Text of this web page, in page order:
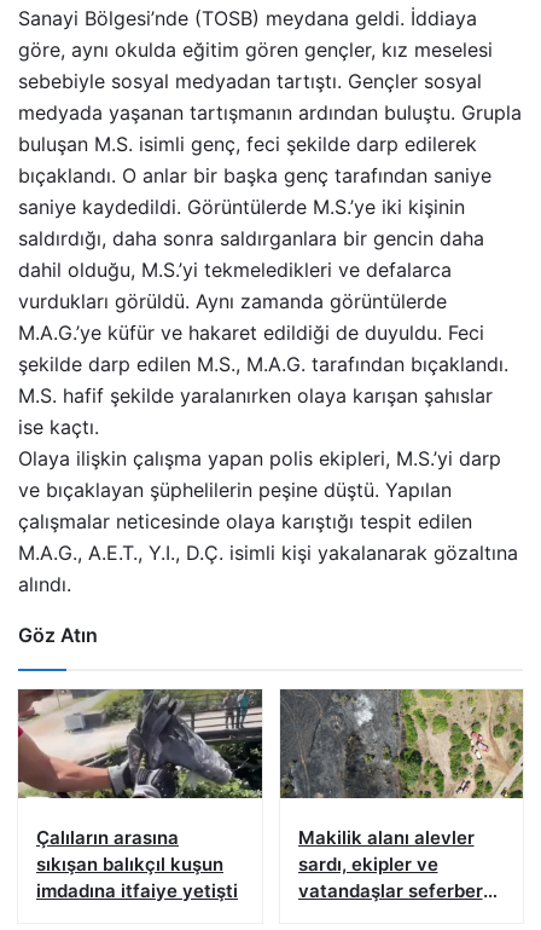
Sanayi Bölgesi’nde (TOSB) meydana geldi. İddiaya
göre, aynı okulda eğitim gören gençler, kız meselesi
sebebiyle sosyal medyadan tartıştı. Gençler sosyal
medyada yaşanan tartışmanın ardından buluştu. Grupla
buluşan M.S. isimli genç, feci şekilde darp edilerek
bıçaklandı. O anlar bir başka genç tarafından saniye
saniye kaydedildi. Görüntülerde M.S.’ye iki kişinin
saldırdığı, daha sonra saldırganlara bir gencin daha
dahil olduğu, M.S.’yi tekmeledikleri ve defalarca
vurdukları görüldü. Aynı zamanda görüntülerde
M.A.G.’ye küfür ve hakaret edildiği de duyuldu. Feci
şekilde darp edilen M.S., M.A.G. tarafından bıçaklandı.
M.S. hafif şekilde yaralanırken olaya karışan şahıslar
ise kaçtı.
Olaya ilişkin çalışma yapan polis ekipleri, M.S.’yi darp
ve bıçaklayan şüphelilerin peşine düştü. Yapılan
çalışmalar neticesinde olaya karıştığı tespit edilen
M.A.G., A.E.T., Y.I., D.Ç. isimli kişi yakalanarak gözaltına
alındı.
Göz Atın
Çalıların arasına
sıkışan balıkçıl kuşun
imdadına itfaiye yetişti
Makilik alanı alevler
sardı, ekipler ve
vatandaşlar seferber